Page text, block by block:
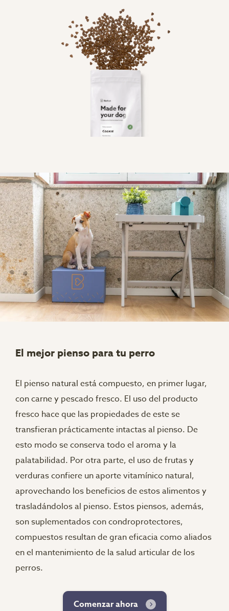
El mejor pienso para tu perro
El pienso natural está compuesto, en primer lugar,
con carne y pescado fresco. El uso del producto
fresco hace que las propiedades de este se
transfieran prácticamente intactas al pienso. De
esto modo se conserva todo el aroma y la
palatabilidad. Por otra parte, el uso de frutas y
verduras confiere un aporte vitamínico natural,
aprovechando los beneficios de estos alimentos y
trasladándolos al pienso. Estos piensos, además,
son suplementados con condroprotectores,
compuestos resultan de gran eficacia como aliados
en el mantenimiento de la salud articular de los
perros.
Comenzar ahora